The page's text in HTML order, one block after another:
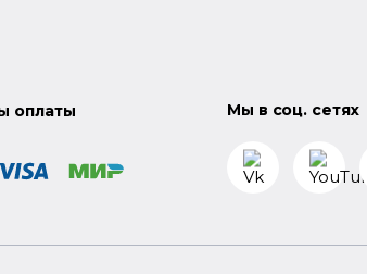
оплаты Мы в соц. сетях